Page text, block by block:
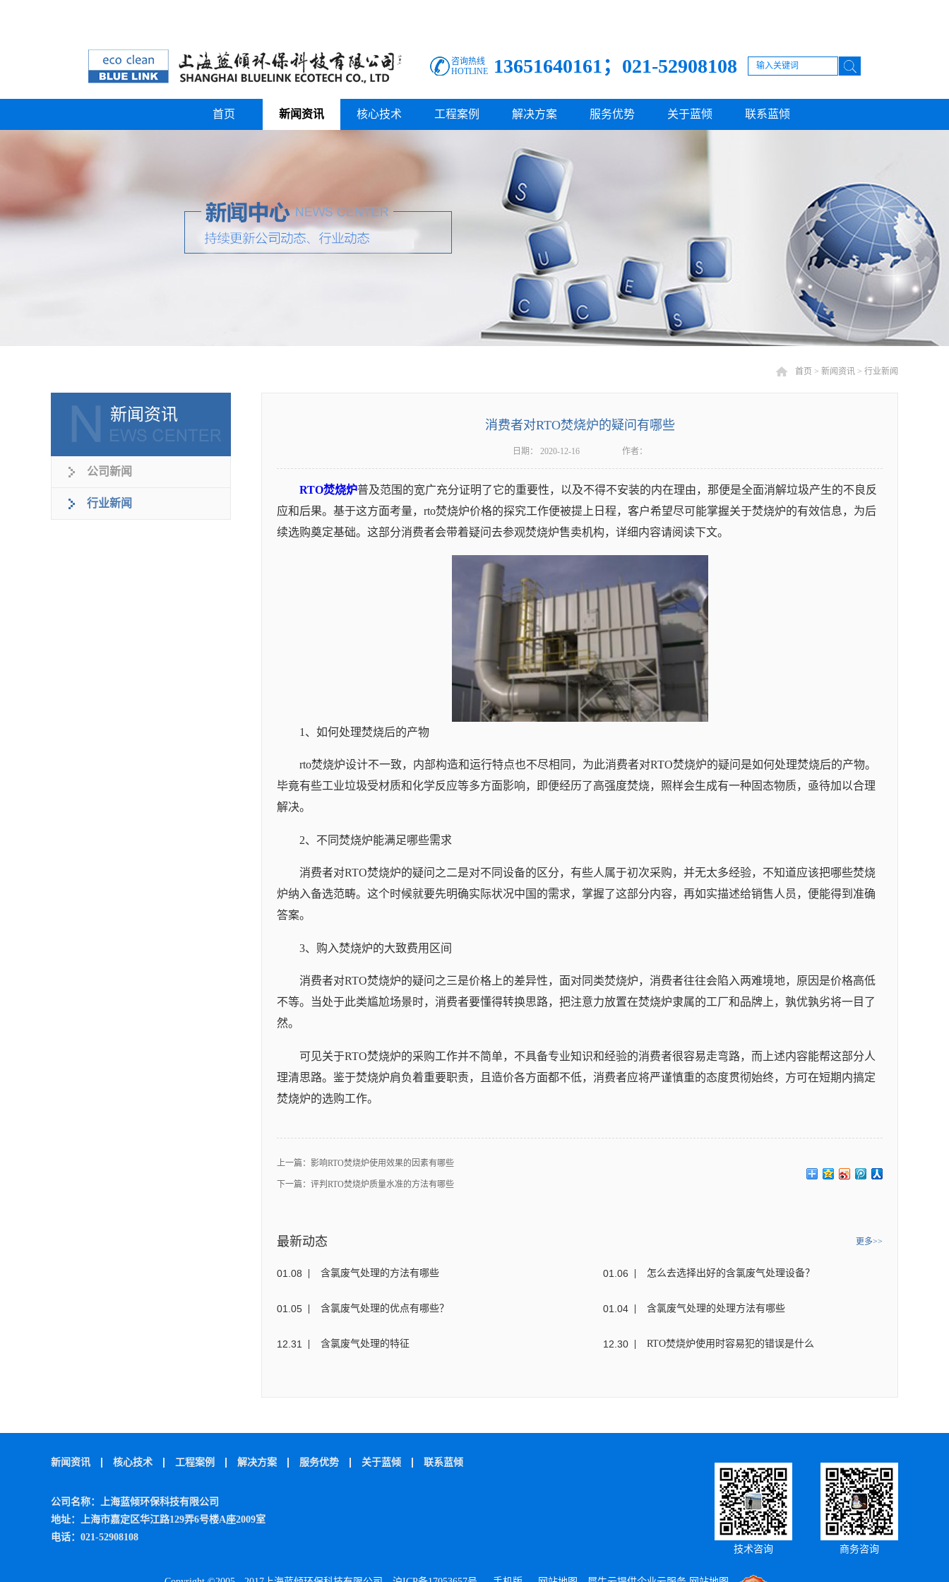
咨询热线
HOTLINE
13651640161；021-52908108
首页 新闻资讯 核心技术 工程案例 解决方案 服务优势 关于蓝倾 联系蓝倾
首页 > 新闻资讯 > 行业新闻
新闻资讯
公司新闻
行业新闻
消费者对RTO焚烧炉的疑问有哪些
日期： 2020-12-16 作者：
RTO焚烧炉普及范围的宽广充分证明了它的重要性，以及不得不安装的内在理由，那便是全面消解垃圾产生的不良反
应和后果。基于这方面考量，rto焚烧炉价格的探究工作便被提上日程，客户希望尽可能掌握关于焚烧炉的有效信息，为后
续选购奠定基础。这部分消费者会带着疑问去参观焚烧炉售卖机构，详细内容请阅读下文。
1、如何处理焚烧后的产物
rto焚烧炉设计不一致，内部构造和运行特点也不尽相同，为此消费者对RTO焚烧炉的疑问是如何处理焚烧后的产物。
毕竟有些工业垃圾受材质和化学反应等多方面影响，即便经历了高强度焚烧，照样会生成有一种固态物质，亟待加以合理
解决。
2、不同焚烧炉能满足哪些需求
消费者对RTO焚烧炉的疑问之二是对不同设备的区分，有些人属于初次采购，并无太多经验，不知道应该把哪些焚烧
炉纳入备选范畴。这个时候就要先明确实际状况中国的需求，掌握了这部分内容，再如实描述给销售人员，便能得到准确
答案。
3、购入焚烧炉的大致费用区间
消费者对RTO焚烧炉的疑问之三是价格上的差异性，面对同类焚烧炉，消费者往往会陷入两难境地，原因是价格高低
不等。当处于此类尴尬场景时，消费者要懂得转换思路，把注意力放置在焚烧炉隶属的工厂和品牌上，孰优孰劣将一目了
然。
可见关于RTO焚烧炉的采购工作并不简单，不具备专业知识和经验的消费者很容易走弯路，而上述内容能帮这部分人
理清思路。鉴于焚烧炉肩负着重要职责，且造价各方面都不低，消费者应将严谨慎重的态度贯彻始终，方可在短期内搞定
焚烧炉的选购工作。
上一篇： 影响RTO焚烧炉使用效果的因素有哪些
下一篇： 评判RTO焚烧炉质量水准的方法有哪些
最新动态 更多>>
01 08 含氯废气处理的方法有哪些 01 06 怎么去选择出好的含氯废气处理设备？
01 05 含氯废气处理的优点有哪些？ 01 04 含氯废气处理的处理方法有哪些
12 31 含氯废气处理的特征 12 30 RTO焚烧炉使用时容易犯的错误是什么
技术咨询 商务咨询
新闻资讯 核心技术 工程案例 解决方案 服务优势 关于蓝倾 联系蓝倾
公司名称：上海蓝倾环保科技有限公司
地址：上海市嘉定区华江路129弄6号楼A座2009室
电话：021-52908108